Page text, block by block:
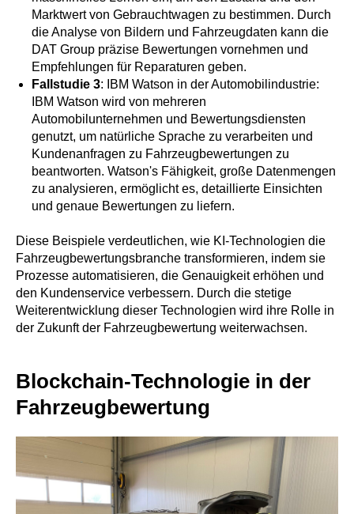
Marktwert von Gebrauchtwagen zu bestimmen. Durch
die Analyse von Bildern und Fahrzeugdaten kann die
DAT Group präzise Bewertungen vornehmen und
Empfehlungen für Reparaturen geben.
Fallstudie 3: IBM Watson in der Automobilindustrie:
IBM Watson wird von mehreren
Automobilunternehmen und Bewertungsdiensten
genutzt, um natürliche Sprache zu verarbeiten und
Kundenanfragen zu Fahrzeugbewertungen zu
beantworten. Watson's Fähigkeit, große Datenmengen
zu analysieren, ermöglicht es, detaillierte Einsichten
und genaue Bewertungen zu liefern.
Diese Beispiele verdeutlichen, wie KI-Technologien die
Fahrzeugbewertungsbranche transformieren, indem sie
Prozesse automatisieren, die Genauigkeit erhöhen und
den Kundenservice verbessern. Durch die stetige
Weiterentwicklung dieser Technologien wird ihre Rolle in
der Zukunft der Fahrzeugbewertung weiterwachsen.
Blockchain-Technologie in der
Fahrzeugbewertung